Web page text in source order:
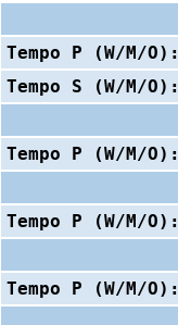
Tempo P (W/M/O):
Tempo S (W/M/O):
Tempo P (W/M/O):
Tempo P (W/M/O):
Tempo P (W/M/O):